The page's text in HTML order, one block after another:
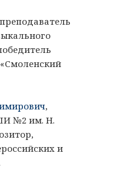
,
№2 им. Н.
и